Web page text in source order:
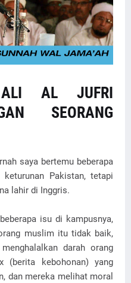
AL JUFRI
SEORANG
saya bertemu beberapa
Pakistan, tetapi
lahir di Inggris.
isu di kampusnya,
muslim itu tidak baik,
darah orang
(berita kebohonan) yang
dan mereka melihat moral